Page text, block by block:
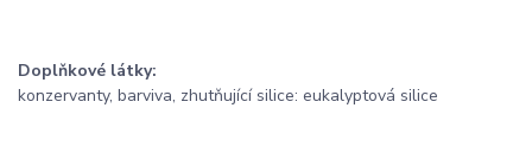
Doplňkové látky:
konzervanty, barviva, zhutňující silice: eukalyptová silice